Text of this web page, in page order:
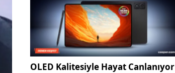
OLED Kalitesiyle Hayat Canlanıyor